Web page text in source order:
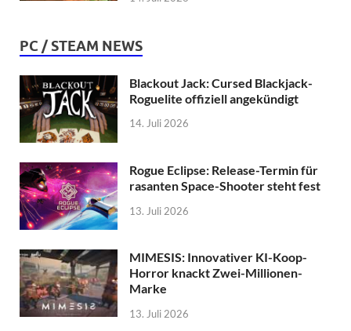
PC / STEAM NEWS
Blackout Jack: Cursed Blackjack-
Roguelite offiziell angekündigt
14. Juli 2026
Rogue Eclipse: Release-Termin für
rasanten Space-Shooter steht fest
13. Juli 2026
MIMESIS: Innovativer KI-Koop-
Horror knackt Zwei-Millionen-
Marke
13. Juli 2026